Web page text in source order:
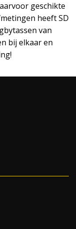
geschikte
heeft SD
van
bij elkaar en